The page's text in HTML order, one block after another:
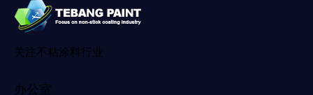
关注不粘涂料行业
办公室